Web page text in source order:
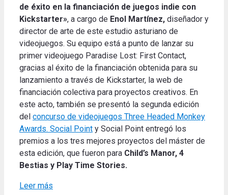
de éxito en la financiación de juegos indie con
Kickstarter», a cargo de Enol Martínez, diseñador y
director de arte de este estudio asturiano de
videojuegos. Su equipo está a punto de lanzar su
primer videojuego Paradise Lost: First Contact,
gracias al éxito de la financiación obtenida para su
lanzamiento a través de Kickstarter, la web de
financiación colectiva para proyectos creativos. En
este acto, también se presentó la segunda edición
del concurso de videojuegos Three Headed Monkey
Awards. Social Point y Social Point entregó los
premios a los tres mejores proyectos del máster de
esta edición, que fueron para Child’s Manor, 4
Bestias y Play Time Stories.
Leer más